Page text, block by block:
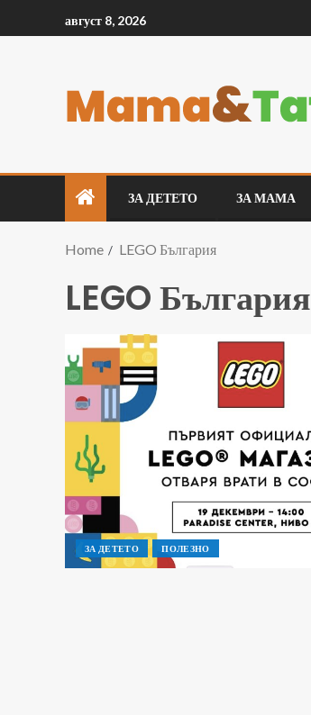
август 8, 2026
ЗА ДЕТЕТО ЗА МАМА
Home LEGO България
LEGO България
ЗА ДЕТЕТО ПОЛЕЗНО